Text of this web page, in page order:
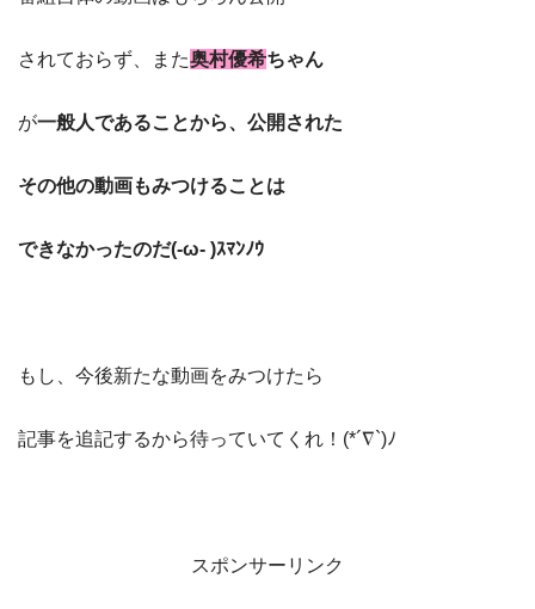
されておらず、また奥村優希ちゃん
が一般人であることから、公開された
その他の動画もみつけることは
できなかったのだ(-ω- )ｽﾏﾝﾉｳ
もし、今後新たな動画をみつけたら
記事を追記するから待っていてくれ！(*´∇`)ﾉ
スポンサーリンク